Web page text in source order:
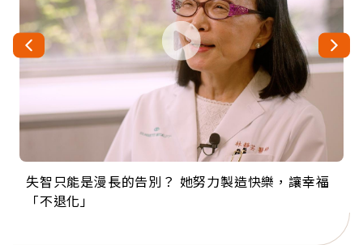
失智只能是漫長的告別？ 她努力製造快樂，讓幸福
「不退化」
來自剛果的巧克力神父 為台灣奉獻36年 「台灣是我
的家，我連作夢都講台語！」
63歲卸矽谷副總、搬回台灣找快樂！「蛋黃哥小
丑」走進安養院，逗樂上萬爺奶：退休後才開始真
104歲打破金氏世界紀錄 成為全球最年長羽球選
手，分享長壽的秘密原來是「這個」
事業巔峰他選擇追夢…黑手阿伯拉小提琴還登上小
巨蛋！連CNN都大讚！